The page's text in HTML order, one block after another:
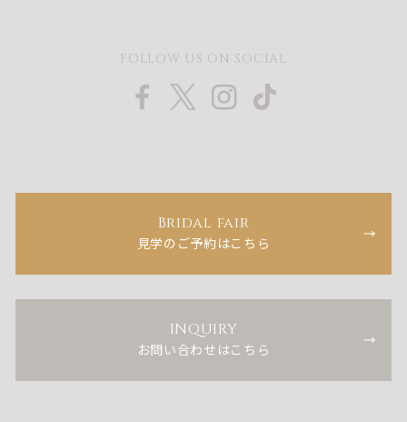
FOLLOW US ON SOCIAL
Bridal fair
見学のご予約はこちら
INQUIRY
お問い合わせはこちら